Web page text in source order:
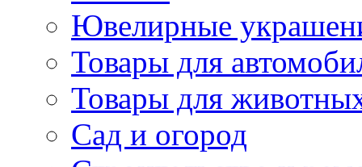
Ювелирные
Товары для
Товары для
Сад и огород